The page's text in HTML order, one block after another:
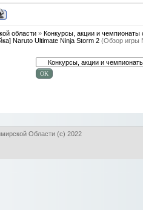
области » Конкурсы, акции и чемпионаты
Naruto Ultimate Ninja Storm 2 (Обзор игры
Области (с) 2022